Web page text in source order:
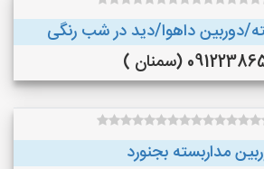
دوربین داهوا/دید در شب رنگی
(سمنان )
مداربسته بجنورد